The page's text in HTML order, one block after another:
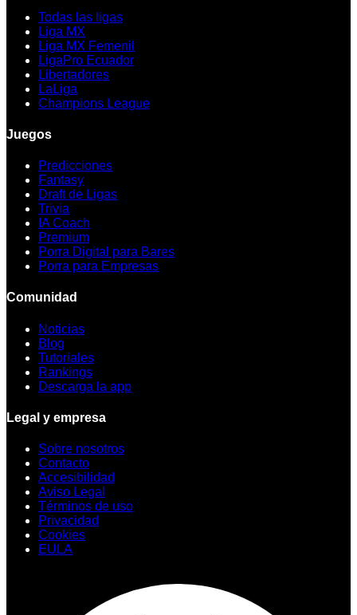
Todas las ligas
Liga MX
Liga MX Femenil
LigaPro Ecuador
Libertadores
LaLiga
Champions League
Juegos
Predicciones
Fantasy
Draft de Ligas
Trivia
IA Coach
Premium
Porra Digital para Bares
Porra para Empresas
Comunidad
Noticias
Blog
Tutoriales
Rankings
Descarga la app
Legal y empresa
Sobre nosotros
Contacto
Accesibilidad
Aviso Legal
Términos de uso
Privacidad
Cookies
EULA